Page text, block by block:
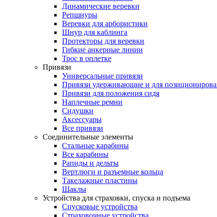
Динамические веревки
Репшнуры
Веревки для арбористики
Шнур для каблинга
Протекторы для веревки
Гибкие анкерные линии
Трос в оплетке
Привязи
Универсальные привязи
Привязи удерживающие и для
Привязи для положения сидя
Наплечные ремни
Сидушки
Аксессуары
Все привязи
Соединительные элементы
Стальные карабины
Все карабины
Рапиды и дельты
Вертлюги и разъемные кольца
Такелажные пластины
Шаклы
Устройства для страховки, спуска и подъема
Спусковые устройства
Страховочные устройства